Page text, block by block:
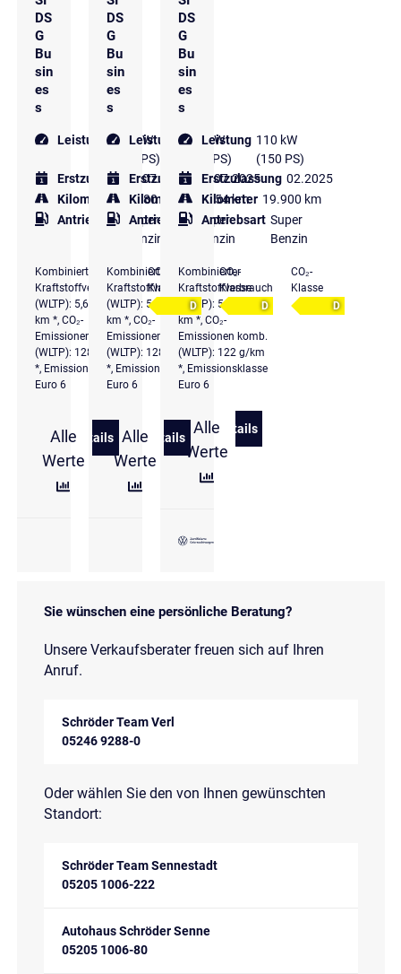
DS
G
Bu
sin
es
s
Leistung 110 kW
(150 PS)
Erstzulassung 07.2025
Kilometer 22.380 km
Antriebsart
Super
Benzin
Kombinierter
Kraftstoffverbrauch
(WLTP): 5,6 l/100
km *, CO₂-
Emissionen komb.
(WLTP): 128 g/km
*, Emissionsklasse
Euro 6
CO₂-
Klasse
D
Alle
Werte
Details
zu Volkswagen Passat Variant 1,5 l eTSI DSG
DS
G
Bu
sin
es
s
Leistung 110 kW
(150 PS)
Erstzulassung 07.2025
Kilometer 26.154 km
Antriebsart
Super
Benzin
Kombinierter
Kraftstoffverbrauch
(WLTP): 5,6 l/100
km *, CO₂-
Emissionen komb.
(WLTP): 128 g/km
*, Emissionsklasse
Euro 6
CO₂-
Klasse
D
Alle
Werte
Details
zu Volkswagen Passat Variant 1,5 l
DS
G
Bu
sin
es
s
Leistung 110 kW
(150 PS)
Erstzulassung 02.2025
Kilometer 19.900 km
Antriebsart Super
Benzin
Kombinierter
Kraftstoffverbrauch
(WLTP): 5,4 l/100
km *, CO₂-
Emissionen komb.
(WLTP): 122 g/km
*, Emissionsklasse
Euro 6
CO₂-
Klasse
D
Alle
Werte
Details
zu Volkswagen Passat
Sie wünschen eine persönliche Beratung?
Unsere Verkaufsberater freuen sich auf Ihren
Anruf.
Schröder Team Verl
05246 9288-0
Oder wählen Sie den von Ihnen gewünschten
Standort:
Schröder Team Sennestadt
05205 1006-222
Autohaus Schröder Senne
05205 1006-80